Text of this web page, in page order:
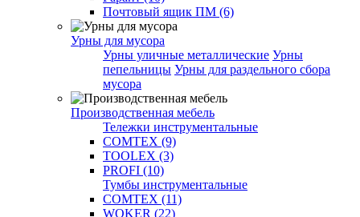
Почтовый ящик ПМ (6)
Урны для мусора
Урны уличные металлические Урны
пепельницы Урны для раздельного сбора
мусора
Производственная мебель
Тележки инструментальные
COMTEX (9)
TOOLEX (3)
PROFI (10)
Тумбы инструментальные
COMTEX (11)
WOKER (22)